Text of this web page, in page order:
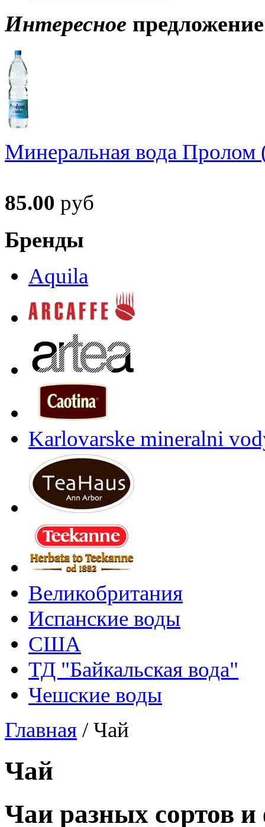
Интересное предложение
Минеральная вода Пролом
85.00 руб
Бренды
Aquila
Karlovarske mineralni
Великобритания
Испанские воды
США
ТД "Байкальская вода"
Чешские воды
Главная /Чай
Чай
Чаи разных сортов и